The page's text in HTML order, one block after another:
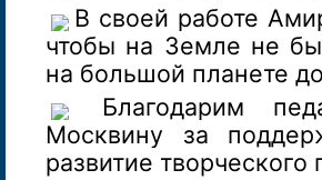
В своей работе
чтобы на Земле не
на большой планете
Благодарим
Москвину за
развитие